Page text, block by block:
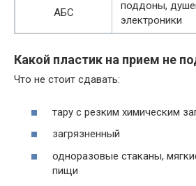
АБС
поддоны,
электроники
Какой пластик на прием не
Что не стоит сдавать:
тару с резким химическим
загрязненный
одноразовые стаканы,
пищи